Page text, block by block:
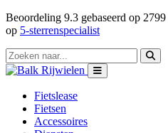
Beoordeling 9.3 gebaseerd op 2799
op 5-sterrenspecialist
Fietslease
Fietsen
Accessoires